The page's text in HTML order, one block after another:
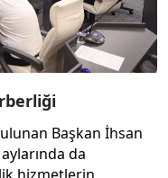
Başkan İhsan
da